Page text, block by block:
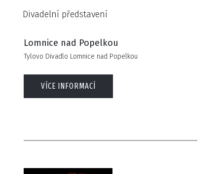
Divadelní představení
Lomnice nad Popelkou
Tylovo Divadlo Lomnice nad Popelkou
VÍCE INFORMACÍ